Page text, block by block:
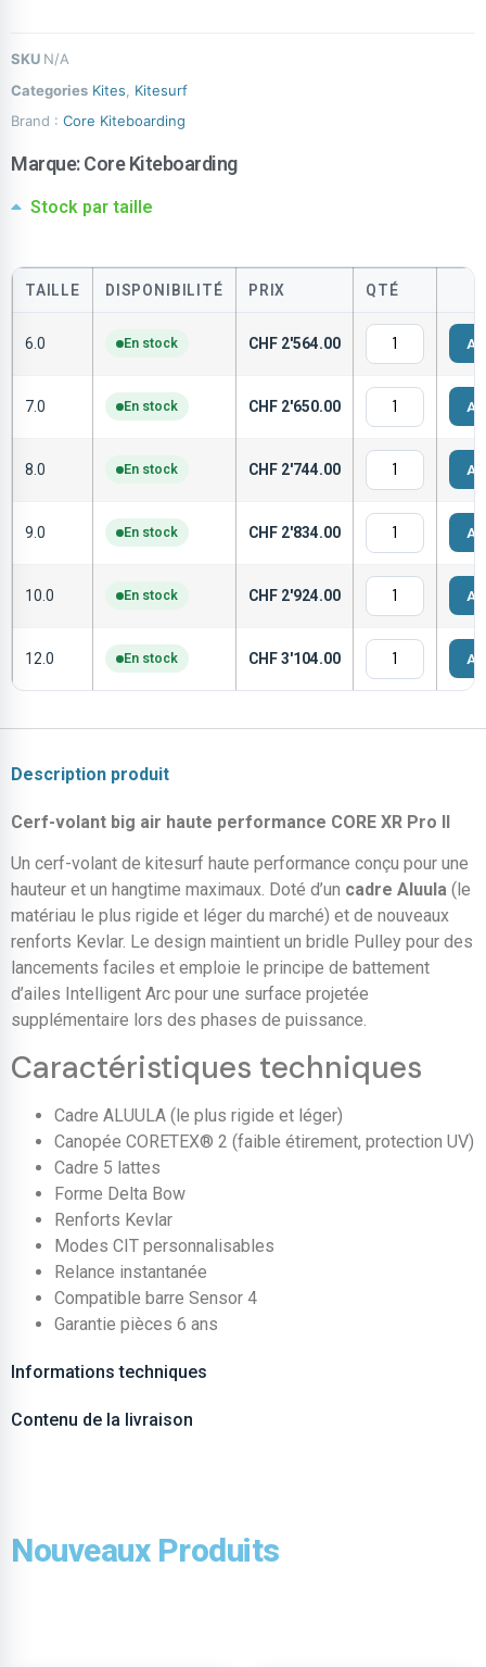
SKU N/A
Categories Kites
Kitesurf
Brand : Core Kiteboarding
Marque:Core Kiteboarding
Stock par taille
TAILLE DISPONIBILITÉ PRIX QTÉ
6.0 En stock CHF 2'564.00
7.0 En stock CHF 2'650.00
8.0 En stock CHF 2'744.00
9.0 En stock CHF 2'834.00
10.0 En stock CHF 2'924.00
12.0 En stock CHF3'104.00
Description produit
Cerf-volant big air haute performance CORE XR Pro II
Un cerf-volant de kitesurf haute performance conçu pour une
hauteur et un hangtime maximaux. Doté d’un cadre Aluula (le
matériau le plus rigide et léger du marché) et de nouveaux
renforts Kevlar. Le design maintient un bridle Pulley pour des
lancements faciles et emploie le principe de battement
d’ailes Intelligent Arc pour une surface projetée
supplémentaire lors des phases de puissance.
Caractéristiques techniques
Cadre ALUULA (le plus rigide et léger)
Canopée CORETEX® 2 (faible étirement, protection UV)
Cadre 5 lattes
Forme Delta Bow
Renforts Kevlar
Modes CIT personnalisables
Relance instantanée
Compatible barre Sensor 4
Garantie pièces 6 ans
Informations techniques
Contenu de la livraison
Nouveaux Produits